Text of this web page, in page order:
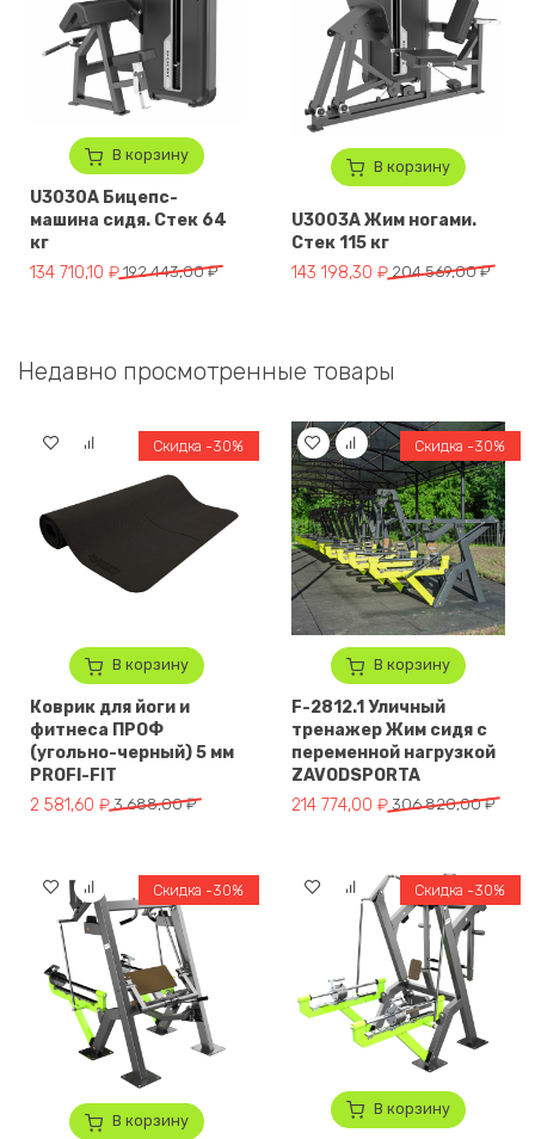
В корзину
U3030A Бицепс-
машина сидя. Стек 64
кг
192 443,00₽
Первоначальная цена составляла 192 443,00 ₽.
134 710,10 ₽
Текущая цена: 134 710,10 ₽.
В корзину
U3003A Жим ногами.
Стек 115 кг
204 569,00₽
Первоначальная цена
143 198,30 ₽
Текущая цена: 143 198,30 ₽.
Недавно просмотренные товары
В корзину
Скидка -30%
Коврик для йоги и
фитнеса ПРОФ
(угольно-черный) 5 мм
PROFI-FIT
3 688,00₽
Первоначальная цена составляла 3 688,00 ₽.
2 581,60 ₽
Текущая цена: 2 581,60 ₽.
В корзину
Скидка -30%
F-2812.1 Уличный
тренажер Жим сидя с
переменной нагрузкой
ZAVODSPORTA
306 820,00₽
Первоначальная цена
214 774,00 ₽
Текущая цена: 214 774,00 ₽.
В корзину
Скидка -30%
В корзину
Скидка -30%